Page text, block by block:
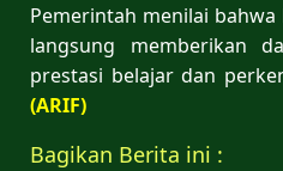
Pemerintah menilai
langsung memberikan
prestasi belajar dan
(ARIF)
Bagikan Berita ini :